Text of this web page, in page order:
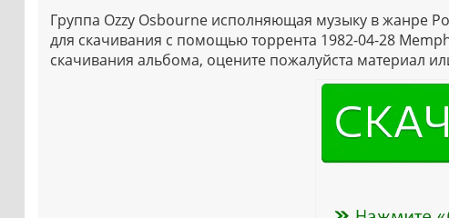
Группа Ozzy Osbourne исполняющая музыку в жанре
для скачивания с помощью торрента 1982-04-28
скачивания альбома, оцените пожалуйста материал